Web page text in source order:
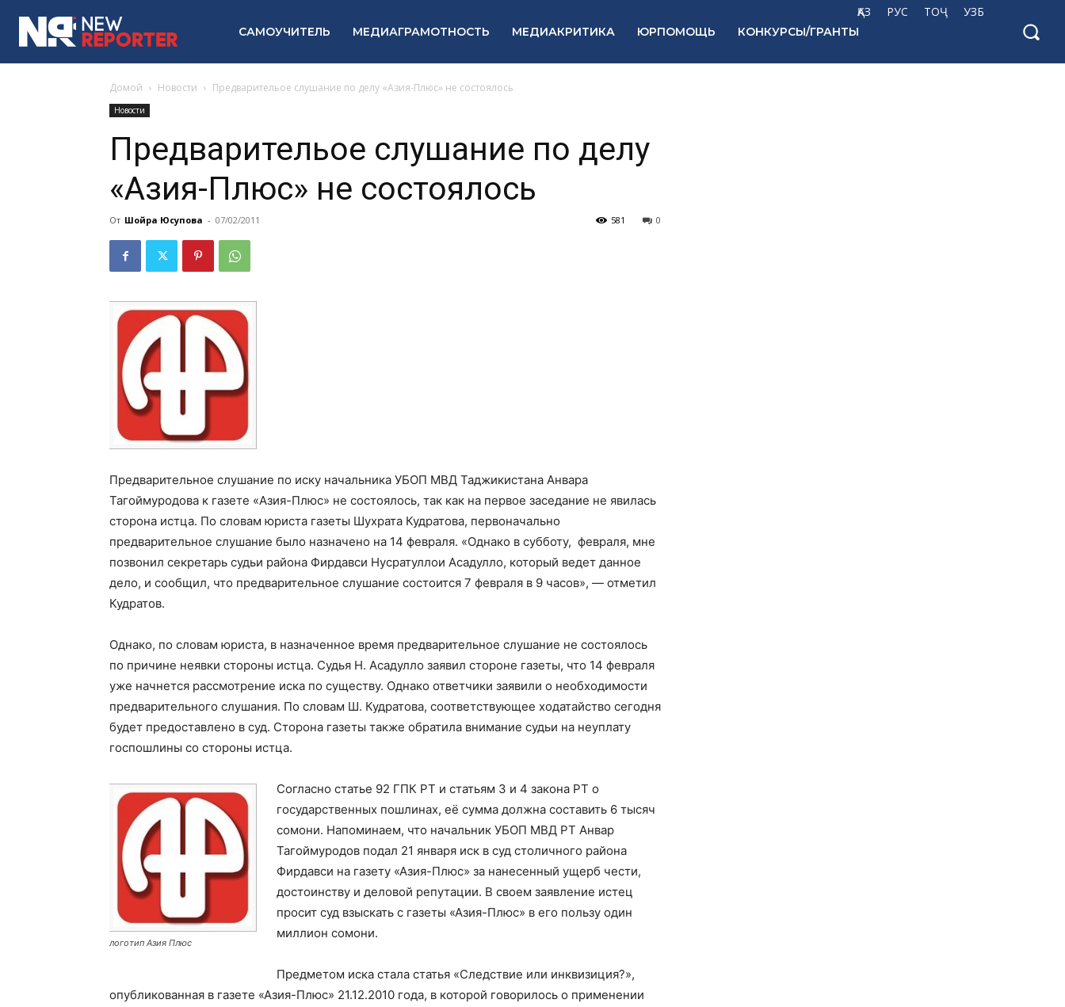
ҚАЗ РУС ТОҶ УЗБ
САМОУЧИТЕЛЬ МЕДИАГРАМОТНОСТЬ МЕДИАКРИТИКА ЮРПОМОЩЬ КОНКУРСЫ/ГРАНТЫ
Домой Новости Предварительое слушание по делу «Aзия-Плюс» не состоялось
Новости
Предварительое слушание по делу
«Aзия-Плюс» не состоялось
От Шойра Юсупова - 07/02/2011 0
581
Предварительное слушание по иску начальника УБОП МВД Таджикистана Анвара
Тагоймуродова к газете «Aзия-Плюс» не состоялось, так как на первое заседание не явилась
сторона истца. По словам юриста газеты Шухрата Кудратова, первоначально
предварительное слушание было назначено на 14 февраля. «Однако в субботу, февраля, мне
позвонил секретарь судьи района Фирдавси Нусратуллои Асадулло, который ведет данное
дело, и сообщил, что предварительное слушание состоится 7 февраля в 9 часов», — отметил
Кудратов.
Однако, по словам юриста, в назначенное время предварительное слушание не состоялось
по причине неявки стороны истца. Судья Н. Асадулло заявил стороне газеты, что 14 февраля
уже начнется рассмотрение иска по существу. Однако ответчики заявили о необходимости
предварительного слушания. По словам Ш. Кудратова, соответствующее ходатайство сегодня
будет предоставлено в суд. Сторона газеты также обратила внимание судьи на неуплату
госпошлины со стороны истца.
логотип Азия Плюс
Согласно статье 92 ГПК РТ и статьям 3 и 4 закона РТ о
государственных пошлинах, её сумма должна составить 6 тысяч
сомони. Напоминаем, что начальник УБОП МВД РТ Анвар
Тагоймуродов подал 21 января иск в суд столичного района
Фирдавси на газету «Азия-Плюс» за нанесенный ущерб чести,
достоинству и деловой репутации. В своем заявление истец
просит суд взыскать с газеты «Азия-Плюс» в его пользу один
миллион сомони.
Предметом иска стала статья «Следствие или инквизиция?»,
опубликованная в газете «Азия-Плюс» 21.12.2010 года, в которой говорилось о применении